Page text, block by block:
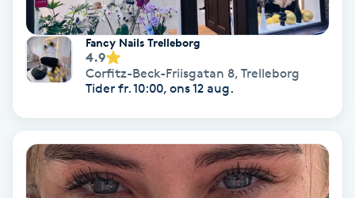
Regndroppsmassage
Reiki
Reiki massage
Restorative Yoga
Fancy Nails Trelleborg
4.9
Corfitz-Beck-Friisgatan 8, Trelleborg
Tider fr. 10:00, ons 12 aug.